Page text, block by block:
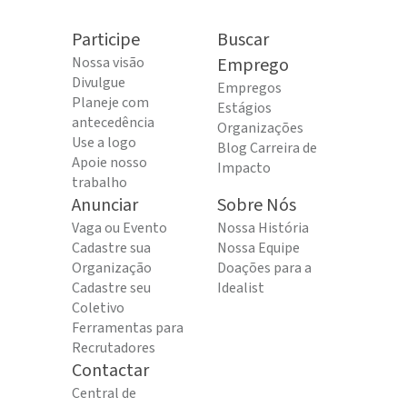
Participe
Nossa visão
Divulgue
Planeje com
antecedência
Use a logo
Apoie nosso
trabalho
Buscar
Emprego
Empregos
Estágios
Organizações
Blog Carreira de
Impacto
Anunciar
Vaga ou Evento
Cadastre sua
Organização
Cadastre seu
Coletivo
Ferramentas para
Recrutadores
Sobre Nós
Nossa História
Nossa Equipe
Doações para a
Idealist
Contactar
Central de